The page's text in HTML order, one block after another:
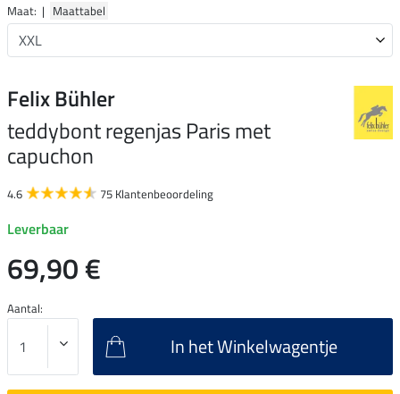
Maat: | Maattabel
Felix Bühler
teddybont regenjas Paris met
capuchon
4.6 75 Klantenbeoordeling
Leverbaar
69,90 €
Aantal:
In het Winkelwagentje